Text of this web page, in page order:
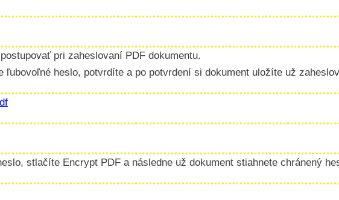
pri zaheslovaní PDF dokumentu.
ľubovoľné heslo, potvrdíte a po potvrdení si dokument uložíte už
stlačíte Encrypt PDF a následne už dokument stiahnete chránený